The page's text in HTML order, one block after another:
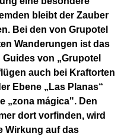
bleibt der Zauber
Bei den von Grupotel
Wanderungen ist das
von „Grupotel
auch bei Kraftorten
Ebene „Las Planas“
„zona mágica". Den
dort vorfinden, wird
Wirkung auf das